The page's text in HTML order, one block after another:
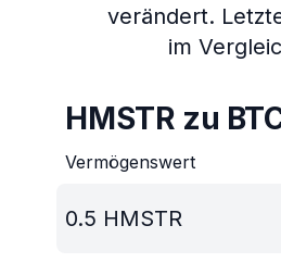
verändert.
im
HMSTR zu
Vermögenswert
0.5 HMSTR